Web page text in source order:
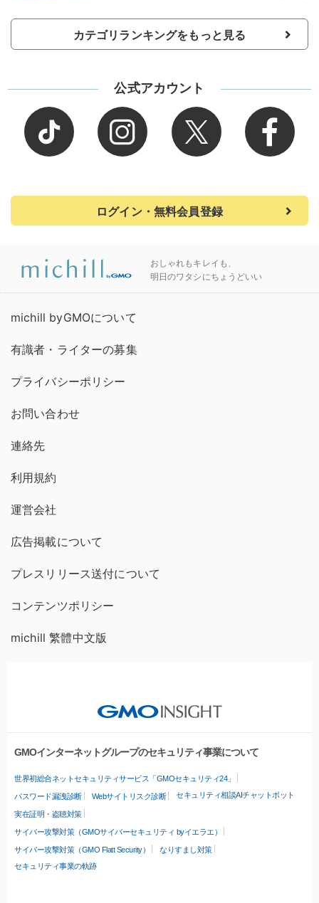
カテゴリランキングをもっと見る
公式アカウント
ログイン・無料会員登録
おしゃれもキレイも、
明日のワタシにちょうどいい
michill byGMOについて
有識者・ライターの募集
プライバシーポリシー
お問い合わせ
連絡先
利用規約
運営会社
広告掲載について
プレスリリース送付について
コンテンツポリシー
michill 繁體中文版
GMOインターネットグループのセキュリティ事業について
世界初総合ネットセキュリティサービス「GMOセキュリティ24」
パスワード漏洩診断 Webサイトリスク診断 セキュリティ相談AIチャットボット
実在証明・盗聴対策
サイバー攻撃対策（GMOサイバーセキュリティ byイエラエ）
サイバー攻撃対策（GMO Flatt Security）
なりすまし対策
セキュリティ事業の軌跡